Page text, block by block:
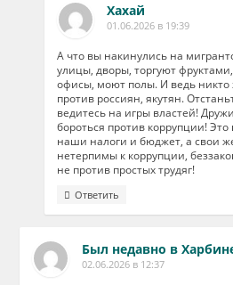
Хахай
01.06.2026 в 19:39
А что вы накинулись на
улицы, дворы, торгуют
офисы, моют полы. И ведь никто
против россиян, якутян.
ведитесь на игры властей!
бороться против коррупции!
наши налоги и бюджет, а свои
нетерпимы к коррупции,
не против простых трудяг!
Ответить
Был недавно в
02.06.2026 в 12:37